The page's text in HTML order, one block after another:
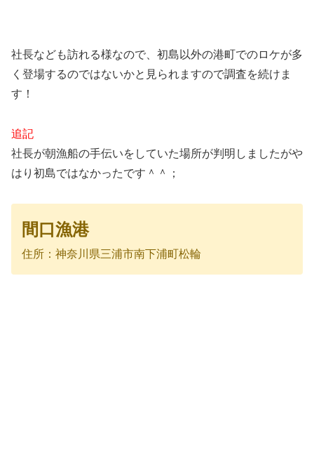
社長なども訪れる様なので、初島以外の港町でのロケが多
く登場するのではないかと見られますので調査を続けま
す！
追記
社長が朝漁船の手伝いをしていた場所が判明しましたがや
はり初島ではなかったです＾＾；
間口漁港
住所：神奈川県三浦市南下浦町松輪